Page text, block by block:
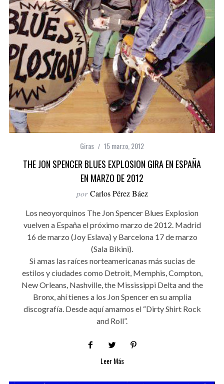
Giras 15 marzo, 2012
THE JON SPENCER BLUES EXPLOSION GIRA EN ESPAÑA
EN MARZO DE 2012
por Carlos Pérez Báez
Los neoyorquinos The Jon Spencer Blues Explosion
vuelven a España el próximo marzo de 2012. Madrid
16 de marzo (Joy Eslava) y Barcelona 17 de marzo
(Sala Bikini).
Si amas las raíces norteamericanas más sucias de
estilos y ciudades como Detroit, Memphis, Compton,
New Orleans, Nashville, the Mississippi Delta and the
Bronx, ahí tienes a los Jon Spencer en su amplia
discografía. Desde aquí amamos el “Dirty Shirt Rock
and Roll”.
Leer Más